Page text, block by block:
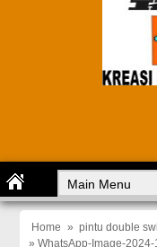
Home » pintu double
» WhatsApp-Image-